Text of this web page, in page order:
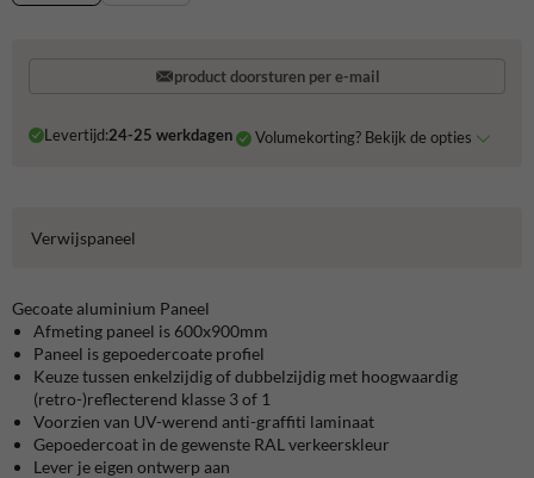
product doorsturen per e-mail
Levertijd:24-25 werkdagen Volumekorting? Bekijk de opties
Verwijspaneel
Gecoate aluminium Paneel
Afmeting paneel is 600x900mm
Paneel is gepoedercoate profiel
Keuze tussen enkelzijdig of dubbelzijdig met hoogwaardig
(retro-)reflecterend klasse 3 of 1
Voorzien van UV-werend anti-graffiti laminaat
Gepoedercoat in de gewenste RAL verkeerskleur
Lever je eigen ontwerp aan